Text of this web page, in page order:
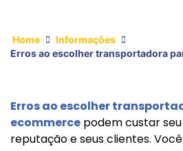
Home
Informações
Erros ao escolher transportadora
Erros ao escolher
ecommerce podem custar
reputação e seus clientes.